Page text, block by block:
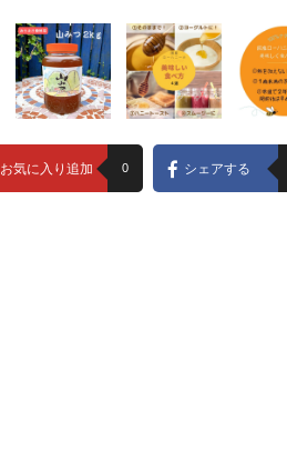
お気に入り追加 0 シェアする